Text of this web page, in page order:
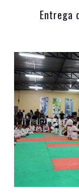
Entrega